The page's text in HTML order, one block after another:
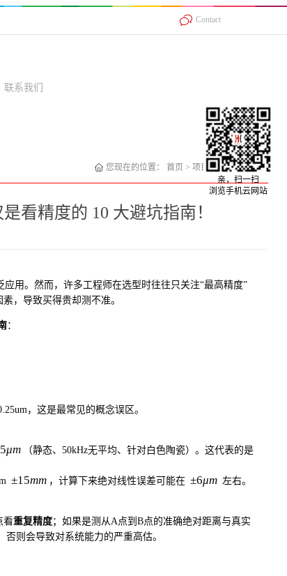
Contact
联系我们
您现在的位置： 首页 > 项目案例 > 激光位移
看精度的 10 大避坑指南！
用。然而，许多工程师在选型时往往只关注“最高精度”
，导致买得贵却测不准。
：
，这是最常见的概念误区。
μm
（静态、50kHz无平均、针对白色陶瓷）。这代表的是
±15mm ，计算下来绝对线性误差可能在 ±6μm 左右。
看重复精度；如果是测从A点到B点的准确绝对距离与真实
则会导致对系统能力的严重高估。
亲，扫一扫
浏览手机云网站